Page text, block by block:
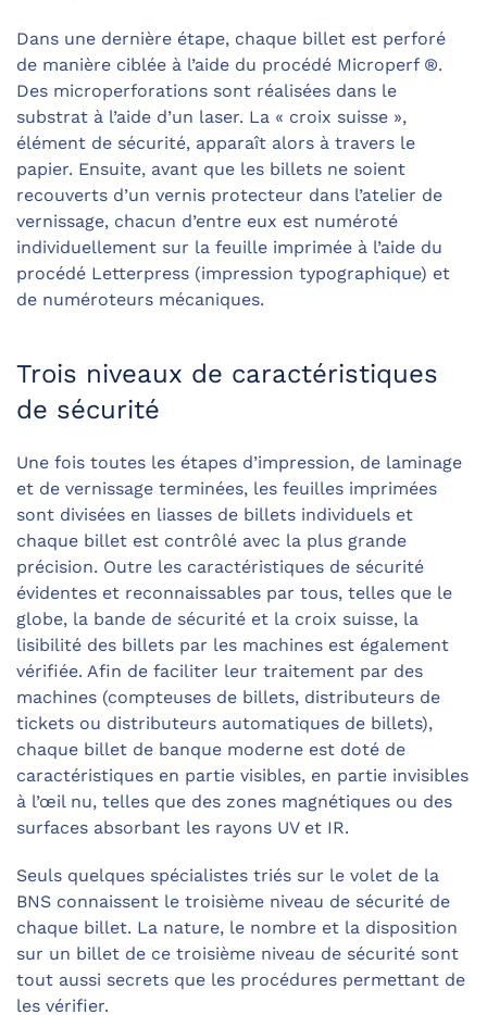
Dans une dernière étape, chaque billet est perforé
de manière ciblée à l’aide du procédé Microperf ®.
Des microperforations sont réalisées dans le
substrat à l’aide d’un laser. La « croix suisse »,
élément de sécurité, apparaît alors à travers le
papier. Ensuite, avant que les billets ne soient
recouverts d’un vernis protecteur dans l’atelier de
vernissage, chacun d’entre eux est numéroté
individuellement sur la feuille imprimée à l’aide du
procédé Letterpress (impression typographique) et
de numéroteurs mécaniques.
Trois niveaux de caractéristiques
de sécurité
Une fois toutes les étapes d’impression, de laminage
et de vernissage terminées, les feuilles imprimées
sont divisées en liasses de billets individuels et
chaque billet est contrôlé avec la plus grande
précision. Outre les caractéristiques de sécurité
évidentes et reconnaissables par tous, telles que le
globe, la bande de sécurité et la croix suisse, la
lisibilité des billets par les machines est également
vérifiée. Afin de faciliter leur traitement par des
machines (compteuses de billets, distributeurs de
tickets ou distributeurs automatiques de billets),
chaque billet de banque moderne est doté de
caractéristiques en partie visibles, en partie invisibles
à l’œil nu, telles que des zones magnétiques ou des
surfaces absorbant les rayons UV et IR.
Seuls quelques spécialistes triés sur le volet de la
BNS connaissent le troisième niveau de sécurité de
chaque billet. La nature, le nombre et la disposition
sur un billet de ce troisième niveau de sécurité sont
tout aussi secrets que les procédures permettant de
les vérifier.